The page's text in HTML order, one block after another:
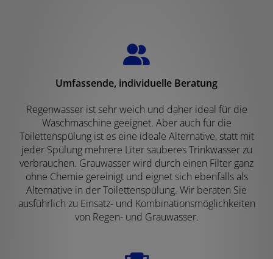
Umfassende, individuelle Beratung
Regenwasser ist sehr weich und daher ideal für die
Waschmaschine geeignet. Aber auch für die
Toilettenspülung ist es eine ideale Alternative, statt mit
jeder Spülung mehrere Liter sauberes Trinkwasser zu
verbrauchen. Grauwasser wird durch einen Filter ganz
ohne Chemie gereinigt und eignet sich ebenfalls als
Alternative in der Toilettenspülung. Wir beraten Sie
ausführlich zu Einsatz- und Kombinationsmöglichkeiten
von Regen- und Grauwasser.